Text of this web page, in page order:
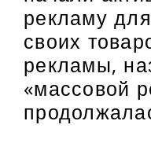
рекламу
своих
рекламы,
«массовой